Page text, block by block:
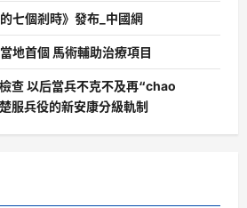
七個剎時》發布_中國網
地首個 馬術輔助治療項目
查 以后當兵不克不及再“chao
服兵役的新安康分級軌制